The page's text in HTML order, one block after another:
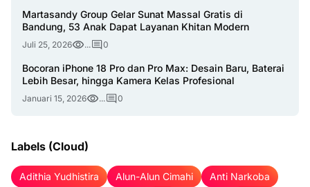
Martasandy Group Gelar Sunat Massal Gratis di
Bandung, 53 Anak Dapat Layanan Khitan Modern
Juli 25, 2026 ... 0
Bocoran iPhone 18 Pro dan Pro Max: Desain Baru, Baterai
Lebih Besar, hingga Kamera Kelas Profesional
Januari 15, 2026 ... 0
Labels (Cloud)
Adithia Yudhistira Alun-Alun Cimahi
Anti Narkoba